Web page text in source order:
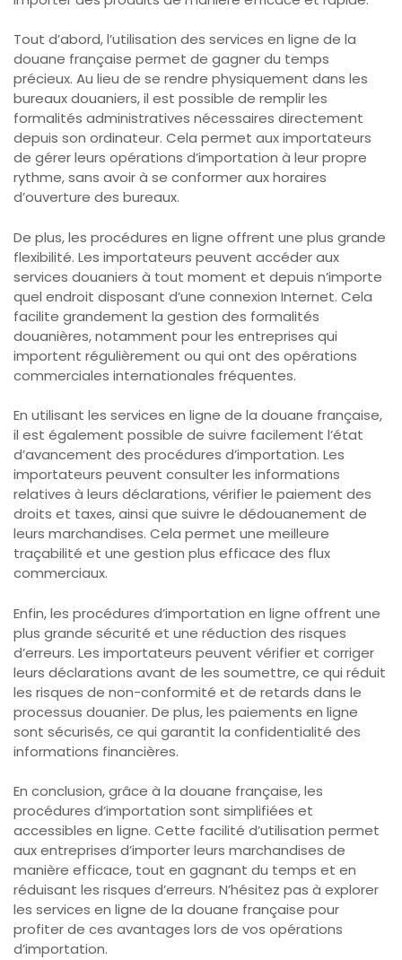
Tout d’abord, l’utilisation des services en ligne de la
douane française permet de gagner du temps
précieux. Au lieu de se rendre physiquement dans les
bureaux douaniers, il est possible de remplir les
formalités administratives nécessaires directement
depuis son ordinateur. Cela permet aux importateurs
de gérer leurs opérations d’importation à leur propre
rythme, sans avoir à se conformer aux horaires
d’ouverture des bureaux.
De plus, les procédures en ligne offrent une plus grande
flexibilité. Les importateurs peuvent accéder aux
services douaniers à tout moment et depuis n’importe
quel endroit disposant d’une connexion Internet. Cela
facilite grandement la gestion des formalités
douanières, notamment pour les entreprises qui
importent régulièrement ou qui ont des opérations
commerciales internationales fréquentes.
En utilisant les services en ligne de la douane française,
il est également possible de suivre facilement l’état
d’avancement des procédures d’importation. Les
importateurs peuvent consulter les informations
relatives à leurs déclarations, vérifier le paiement des
droits et taxes, ainsi que suivre le dédouanement de
leurs marchandises. Cela permet une meilleure
traçabilité et une gestion plus efficace des flux
commerciaux.
Enfin, les procédures d’importation en ligne offrent une
plus grande sécurité et une réduction des risques
d’erreurs. Les importateurs peuvent vérifier et corriger
leurs déclarations avant de les soumettre, ce qui réduit
les risques de non-conformité et de retards dans le
processus douanier. De plus, les paiements en ligne
sont sécurisés, ce qui garantit la confidentialité des
informations financières.
En conclusion, grâce à la douane française, les
procédures d’importation sont simplifiées et
accessibles en ligne. Cette facilité d’utilisation permet
aux entreprises d’importer leurs marchandises de
manière efficace, tout en gagnant du temps et en
réduisant les risques d’erreurs. N’hésitez pas à explorer
les services en ligne de la douane française pour
profiter de ces avantages lors de vos opérations
d’importation.